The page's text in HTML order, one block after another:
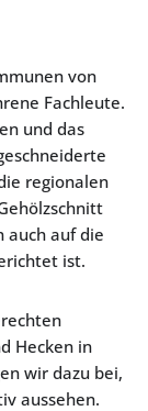
von
Fachleute.
und das
regionalen
auch auf die
ist.
Hecken in
wir dazu bei,
aussehen.